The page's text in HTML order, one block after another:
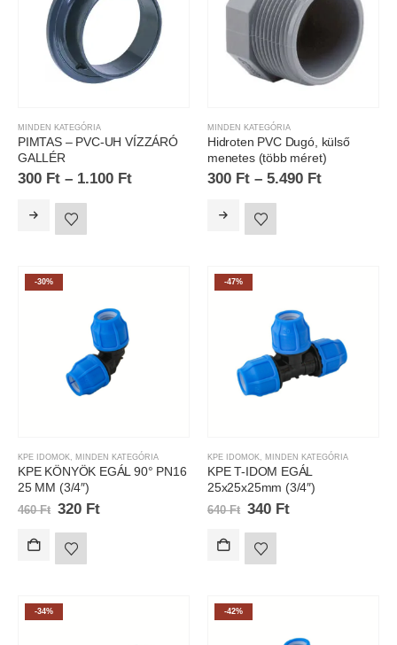
MINDEN KATEGÓRIA
PIMTAS – PVC-UH VÍZZÁRÓ
GALLÉR
300 Ft – 1.100 Ft
MINDEN KATEGÓRIA
Hidroten PVC Dugó, külső
menetes (több méret)
300 Ft – 5.490 Ft
-30%
KPE IDOMOK MINDEN KATEGÓRIA
KPE KÖNYÖK EGÁL 90° PN16
25 MM (3/4″)
460Ft 320 Ft
-47%
KPE IDOMOK MINDEN KATEGÓRIA
KPE T-IDOM EGÁL
25x25x25mm (3/4″)
640Ft 340 Ft
-34% -42%